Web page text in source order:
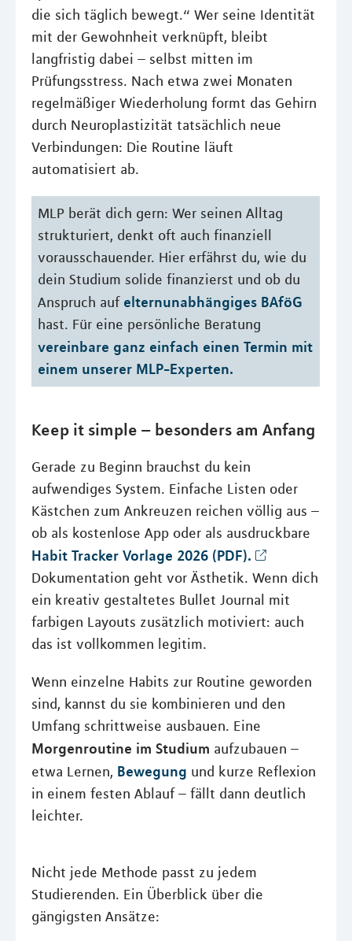
die sich täglich bewegt.“ Wer seine Identität
mit der Gewohnheit verknüpft, bleibt
langfristig dabei – selbst mitten im
Prüfungsstress. Nach etwa zwei Monaten
regelmäßiger Wiederholung formt das Gehirn
durch Neuroplastizität tatsächlich neue
Verbindungen: Die Routine läuft
automatisiert ab.
MLP berät dich gern: Wer seinen Alltag
strukturiert, denkt oft auch finanziell
vorausschauender. Hier erfährst du, wie du
dein Studium solide finanzierst und ob du
Anspruch auf elternunabhängiges BAföG
hast. Für eine persönliche Beratung
vereinbare ganz einfach einen Termin mit
einem unserer MLP-Experten.
Keep it simple – besonders am Anfang
Gerade zu Beginn brauchst du kein
aufwendiges System. Einfache Listen oder
Kästchen zum Ankreuzen reichen völlig aus –
ob als kostenlose App oder als ausdruckbare
Habit Tracker Vorlage 2026 (PDF).
Dokumentation geht vor Ästhetik. Wenn dich
ein kreativ gestaltetes Bullet Journal mit
farbigen Layouts zusätzlich motiviert: auch
das ist vollkommen legitim.
Wenn einzelne Habits zur Routine geworden
sind, kannst du sie kombinieren und den
Umfang schrittweise ausbauen. Eine
Morgenroutine im Studium aufzubauen –
etwa Lernen, Bewegung und kurze Reflexion
in einem festen Ablauf – fällt dann deutlich
leichter.
Nicht jede Methode passt zu jedem
Studierenden. Ein Überblick über die
gängigsten Ansätze: